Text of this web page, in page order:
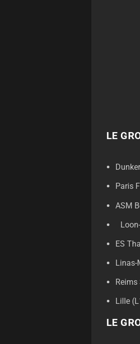
LE
Paris
ASM
ES
Linas-
Lille
LE